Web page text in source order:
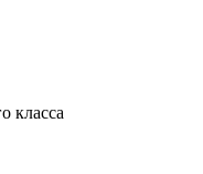
класса